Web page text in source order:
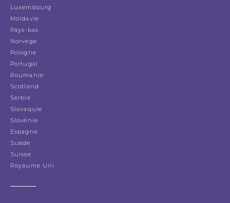
Luxembourg
Moldavie
Pays-bas
Norvège
Pologne
Portugal
Roumanie
Scotland
Serbie
Slovaquie
Slovénie
Espagne
Suède
Suisse
Royaume Uni